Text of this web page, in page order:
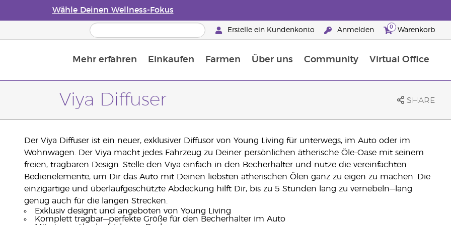
Wähle Deinen Wellness-Fokus
Erstelle ein Kundenkonto Anmelden 0 Warenkorb
Mehr erfahren Einkaufen Farmen Über uns Community Virtual Office
Viya Diffuser SHARE
Der Viya Diffuser ist ein neuer, exklusiver Diffusor von Young Living für unterwegs, im Auto oder im
Wohnwagen. Der Viya macht jedes Fahrzeug zu Deiner persönlichen ätherische Öle-Oase mit seinem
freien, tragbaren Design. Stelle den Viya einfach in den Becherhalter und nutze die vereinfachten
Bedienelemente, um Dir das Auto mit Deinen liebsten ätherischen Ölen ganz zu eigen zu machen. Die
einzigartige und überlaufgeschützte Abdeckung hilft Dir, bis zu 5 Stunden lang zu vernebeln—lang
genug auch für die langen Strecken.
Exklusiv designt und angeboten von Young Living
Komplett tragbar—perfekte Größe für den Becherhalter im Auto